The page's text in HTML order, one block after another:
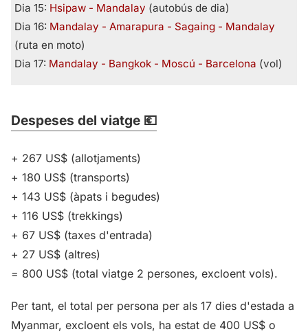
Dia 15: Hsipaw - Mandalay (autobús de dia)
Dia 16: Mandalay - Amarapura - Sagaing - Mandalay
(ruta en moto)
Dia 17: Mandalay - Bangkok - Moscú - Barcelona (vol)
Despeses del viatge 💶
+ 267 US$ (allotjaments)
+ 180 US$ (transports)
+ 143 US$ (àpats i begudes)
+ 116 US$ (trekkings)
+ 67 US$ (taxes d'entrada)
+ 27 US$ (altres)
= 800 US$ (total viatge 2 persones, excloent vols).
Per tant, el total per persona per als 17 dies d'estada a
Myanmar, excloent els vols, ha estat de 400 US$ o